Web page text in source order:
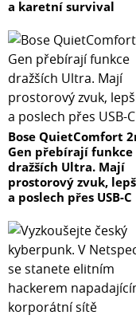
a karetní survival
Bose QuietComfort
Gen přebírají funkce
dražších Ultra. Mají
prostorový zvuk,
a poslech přes USB-C